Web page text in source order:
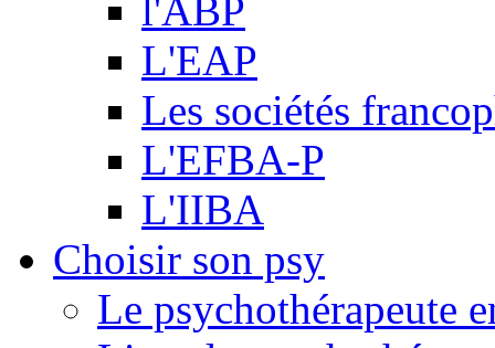
l'ABP
L'EAP
Les sociétés
L'EFBA-P
L'IIBA
Choisir son psy
Le psychothérapeute